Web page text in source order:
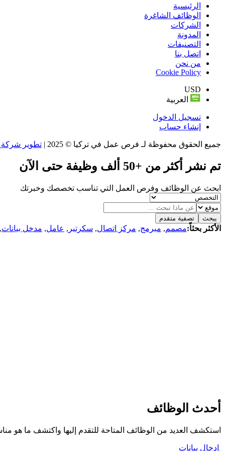
الرئيسية
الوظائف الشاغرة
الشركات
المدونة
التصنيفات
اتصل بنا
من نحن
Cookie Policy
USD
العربية
تسجيل الدخول
إنشاء حساب
جميع الحقوق محفوظة لـ فرص عمل في تركيا © 2025 | تطوير شركة
تم نشر أكثر من +50 ألف وظيفة حتى الآن
ابحث عن الوظائف وفرص العمل التي تناسب تخصصك وخبرتك
يبحث تصفية متقدم
الأكثر بحثاً:مصمم, مبرمج, مركز اتصال, سكرتير , عامل, مدخل بيانات,
أحدث الوظائف
استكشف العديد من الوظائف المتاحة للتقدم إليها واكتشف ما هو
إدخال بيانات